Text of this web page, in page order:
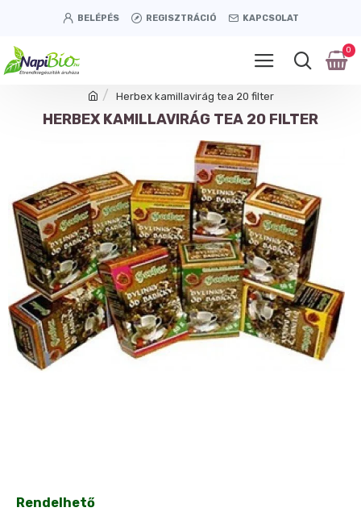
BELÉPÉS REGISZTRÁCIÓ KAPCSOLAT
0
Herbex kamillavirág tea 20 filter
HERBEX KAMILLAVIRÁG TEA 20 FILTER
Rendelhető